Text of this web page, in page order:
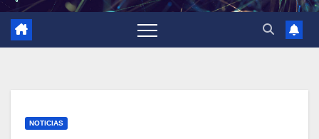
NOTICIAS